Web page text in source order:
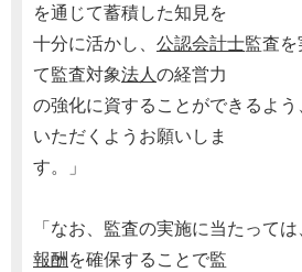
を通じて蓄積した知見を
十分に活かし、 公認会計士監査
て監査対象法人の経営力
の強化に資することができるよ
いただくようお願いしま
す。」
「なお、監査の実施に当たって
報酬を確保することで監